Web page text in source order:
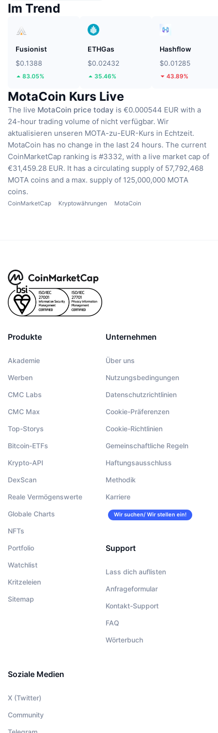
Im Trend
Fusionist
$0.1388
83.05%
ETHGas
$0.02432
35.46%
Hashflow
$0.01285
43.89%
MotaCoin Kurs Live
The live MotaCoin price today is €0.000544 EUR with a
24-hour trading volume of nicht verfügbar. Wir
aktualisieren unseren MOTA-zu-EUR-Kurs in Echtzeit.
MotaCoin has no change in the last 24 hours. The current
CoinMarketCap ranking is #3332, with a live market cap of
€31,459.28 EUR. It has a circulating supply of 57,792,468
MOTA coins and a max. supply of 125,000,000 MOTA
coins.
CoinMarketCap Kryptowährungen MotaCoin
Produkte
Akademie
Werben
CMC Labs
CMC Max
Top-Storys
Bitcoin-ETFs
Krypto-API
DexScan
Reale Vermögenswerte
Globale Charts
NFTs
Portfolio
Watchlist
Kritzeleien
Sitemap
Unternehmen
Über uns
Nutzungsbedingungen
Datenschutzrichtlinien
Cookie-Präferenzen
Cookie-Richtlinien
Gemeinschaftliche Regeln
Haftungsausschluss
Methodik
Karriere
Wir suchen/ Wir stellen ein!
Support
Lass dich auflisten
Anfrageformular
Kontakt-Support
FAQ
Wörterbuch
Soziale Medien
X (Twitter)
Community